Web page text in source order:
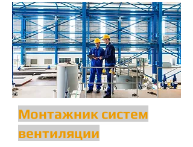
Монтажник систем
вентиляции